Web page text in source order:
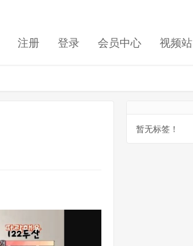
注册 登录 会员中心 视频站
暂无标签！